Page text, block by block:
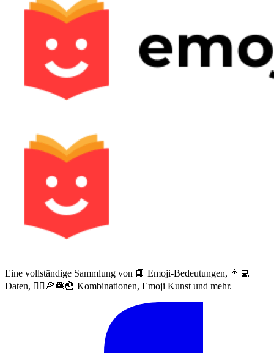
Eine vollständige Sammlung von 📙 Emoji-Bedeutungen, 👨‍💻
Daten, 🙅‍♀️🍕🍔🍟 Kombinationen, Emoji Kunst und mehr.